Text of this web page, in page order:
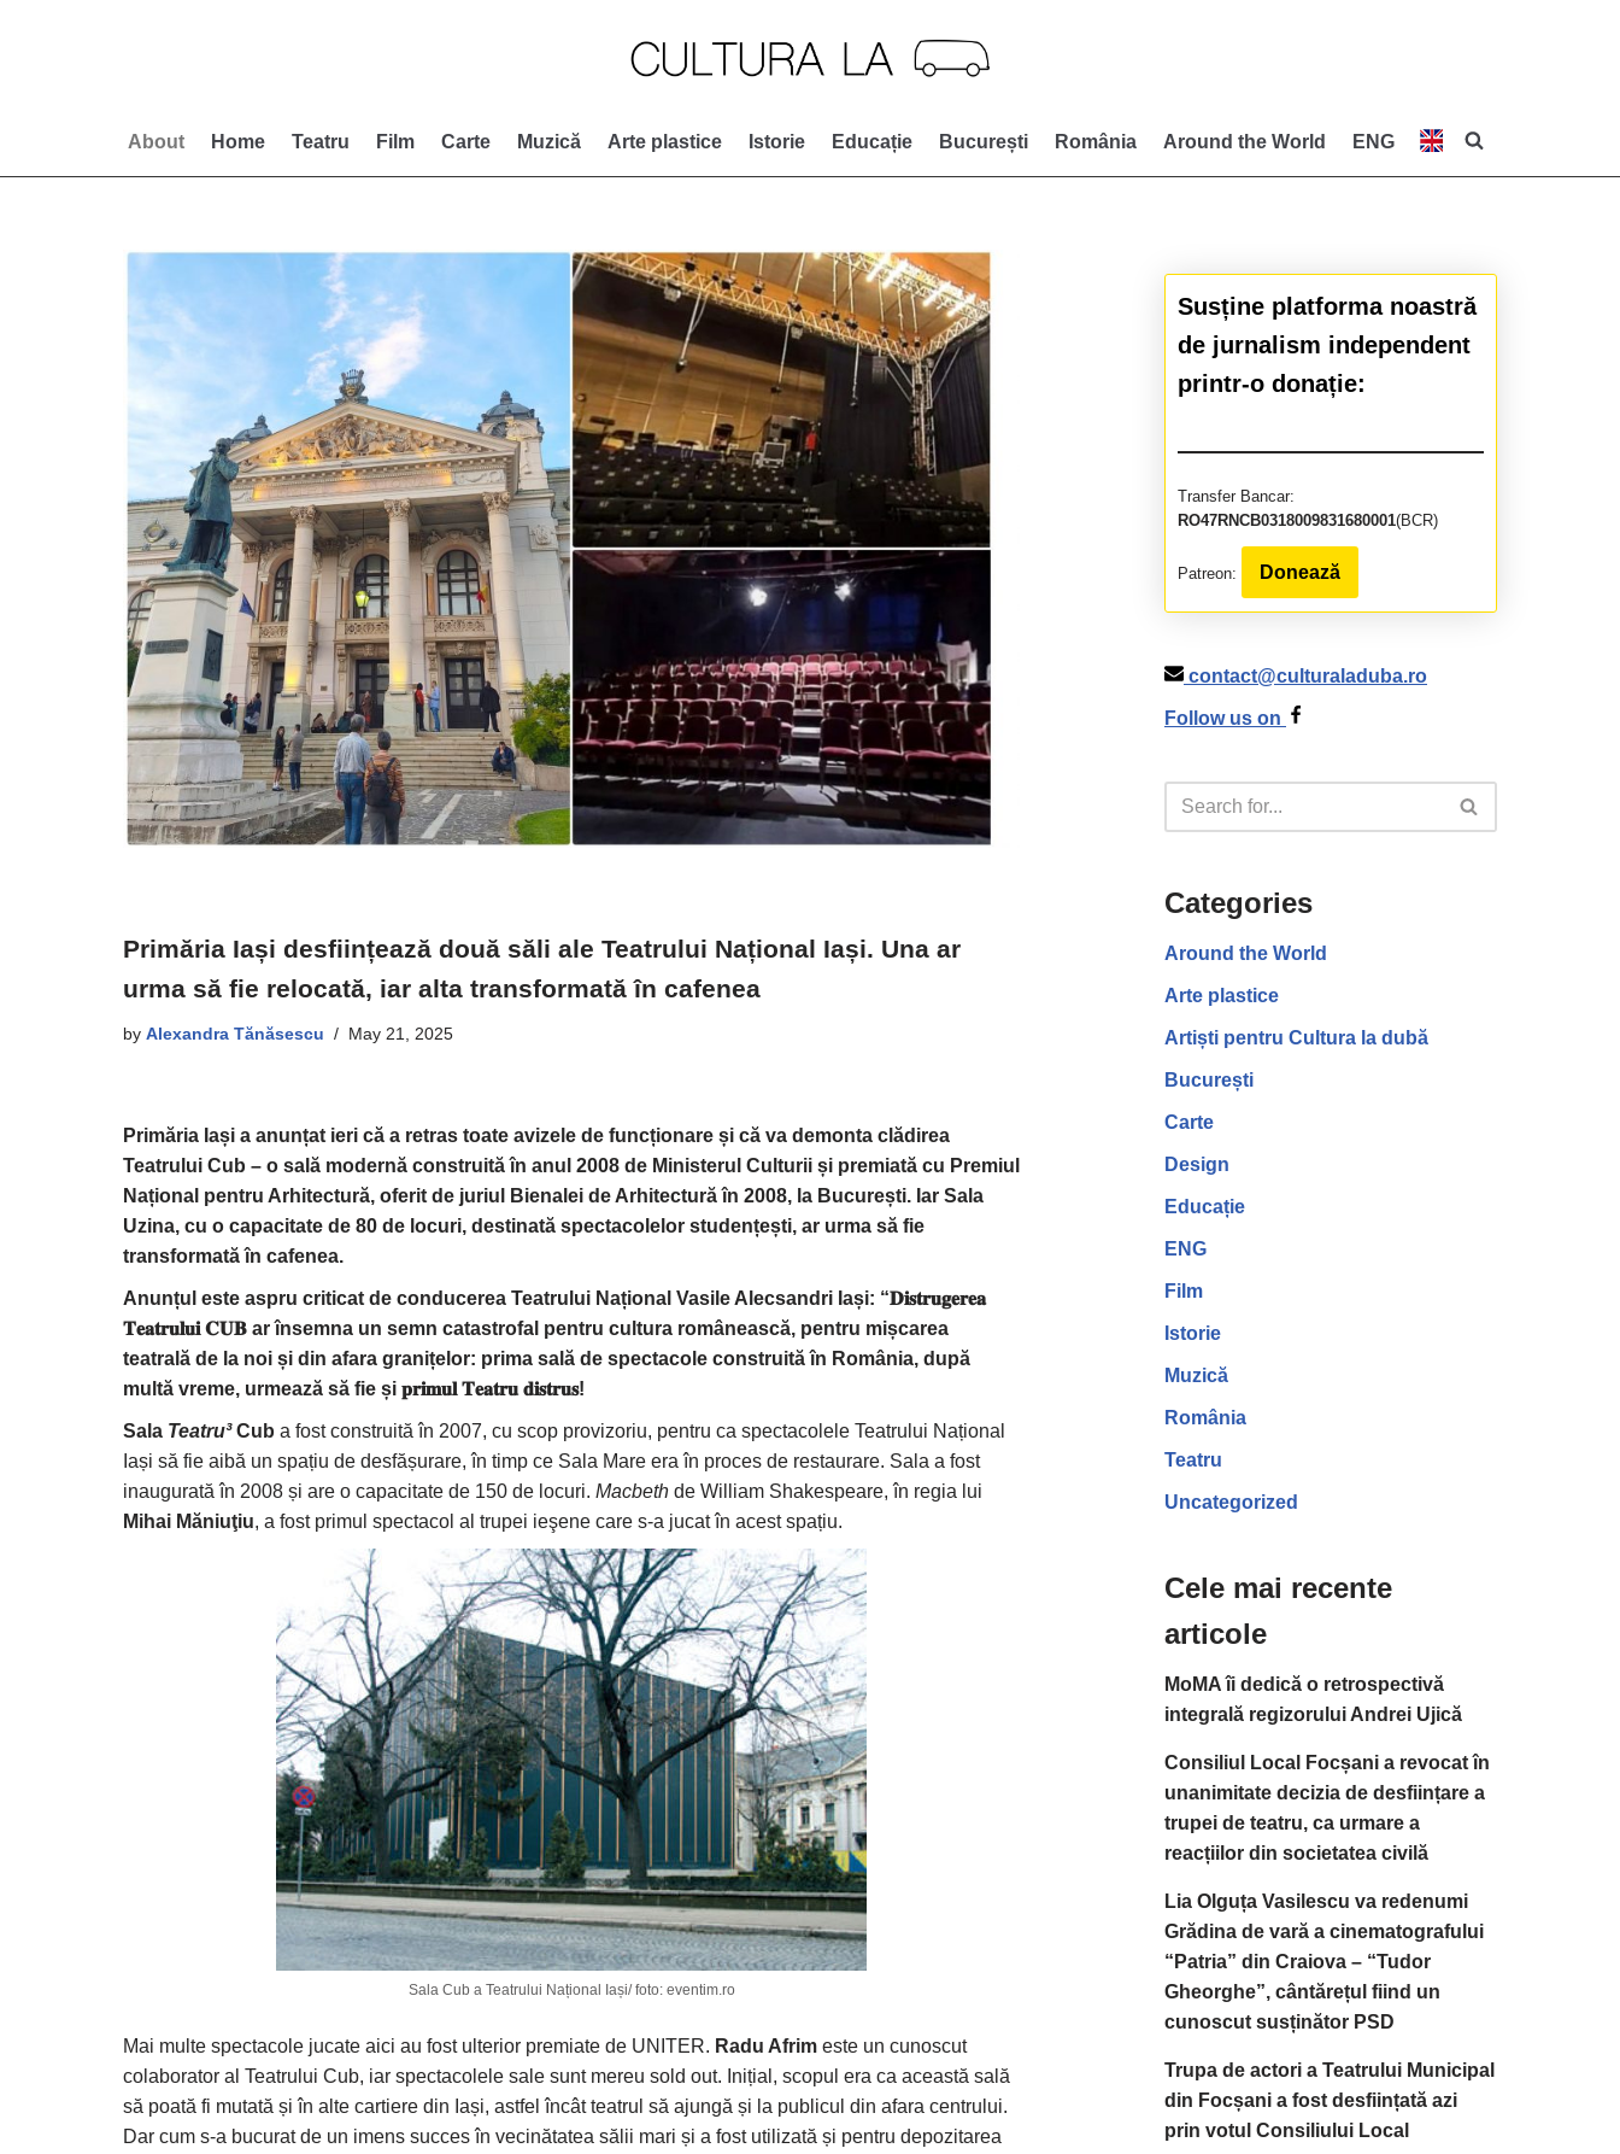
About Home Teatru Film Carte Muzică Arte plastice Istorie Educație București România Around the World ENG
Primăria Iași desființează două săli ale Teatrului Național Iași. Una ar
urma să fie relocată, iar alta transformată în cafenea
by Alexandra Tănăsescu May 21, 2025
Primăria Iași a anunțat ieri că a retras toate avizele de funcționare și că va demonta clădirea
Teatrului Cub – o sală modernă construită în anul 2008 de Ministerul Culturii și premiată cu Premiul
Național pentru Arhitectură, oferit de juriul Bienalei de Arhitectură în 2008, la București. Iar Sala
Uzina, cu o capacitate de 80 de locuri, destinată spectacolelor studențești, ar urma să fie
transformată în cafenea.
Anunțul este aspru criticat de conducerea Teatrului Național Vasile Alecsandri Iași: “𝐃𝐢𝐬𝐭𝐫𝐮𝐠𝐞𝐫𝐞𝐚
𝐓𝐞𝐚𝐭𝐫𝐮𝐥𝐮𝐢 𝐂𝐔𝐁 ar însemna un semn catastrofal pentru cultura românească, pentru mișcarea
teatrală de la noi și din afara granițelor: prima sală de spectacole construită în România, după
multă vreme, urmează să fie și 𝐩𝐫𝐢𝐦𝐮𝐥 𝐓𝐞𝐚𝐭𝐫𝐮 𝐝𝐢𝐬𝐭𝐫𝐮𝐬!
Sala Teatru³Cub a fost construită în 2007, cu scop provizoriu, pentru ca spectacolele Teatrului Național
Iași să fie aibă un spațiu de desfășurare, în timp ce Sala Mare era în proces de restaurare. Sala a fost
inaugurată în 2008 și are o capacitate de 150 de locuri. Macbeth de William Shakespeare, în regia lui
Mihai Măniuţiu, a fost primul spectacol al trupei ieşene care s-a jucat în acest spațiu.
Sala Cub a Teatrului Național Iași/ foto: eventim.ro
Mai multe spectacole jucate aici au fost ulterior premiate de UNITER. Radu Afrim este un cunoscut
colaborator al Teatrului Cub, iar spectacolele sale sunt mereu sold out. Inițial, scopul era ca această sală
să poată fi mutată și în alte cartiere din Iași, astfel încât teatrul să ajungă și la publicul din afara centrului.
Dar cum s-a bucurat de un imens succes în vecinătatea sălii mari și a fost utilizată și pentru depozitarea
Susține platforma noastră
de jurnalism independent
printr-o donație:
Transfer Bancar:
RO47RNCB0318009831680001(BCR)
Patreon: Donează
contact@culturaladuba.ro
Follow us on
Categories
Around the World
Arte plastice
Artiști pentru Cultura la dubă
București
Carte
Design
Educație
ENG
Film
Istorie
Muzică
România
Teatru
Uncategorized
Cele mai recente
articole
MoMA îi dedică o retrospectivă
integrală regizorului Andrei Ujică
Consiliul Local Focșani a revocat în
unanimitate decizia de desființare a
trupei de teatru, ca urmare a
reacțiilor din societatea civilă
Lia Olguța Vasilescu va redenumi
Grădina de vară a cinematografului
“Patria” din Craiova – “Tudor
Gheorghe”, cântărețul fiind un
cunoscut susținător PSD
Trupa de actori a Teatrului Municipal
din Focșani a fost desființată azi
prin votul Consiliului Local